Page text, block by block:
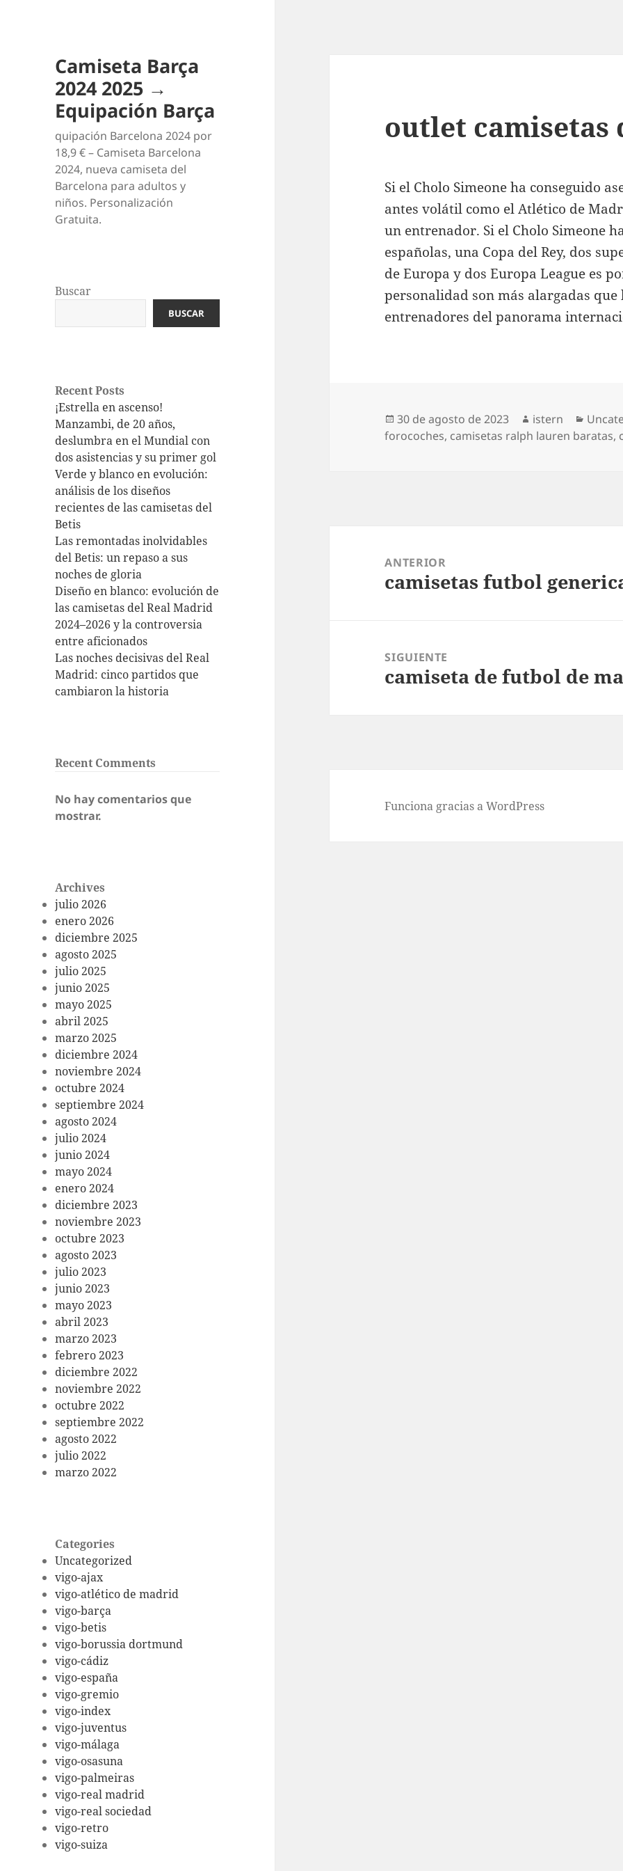
Camiseta Barça
2024 2025 →
Equipación Barça
quipación Barcelona 2024 por
18,9 € – Camiseta Barcelona
2024, nueva camiseta del
Barcelona para adultos y
niños. Personalización
Gratuita.
Buscar
BUSCAR
Recent Posts
¡Estrella en ascenso!
Manzambi, de 20 años,
deslumbra en el Mundial con
dos asistencias y su primer gol
Verde y blanco en evolución:
análisis de los diseños
recientes de las camisetas del
Betis
Las remontadas inolvidables
del Betis: un repaso a sus
noches de gloria
Diseño en blanco: evolución de
las camisetas del Real Madrid
2024–2026 y la controversia
entre aficionados
Las noches decisivas del Real
Madrid: cinco partidos que
cambiaron la historia
Recent Comments
No hay comentarios que
mostrar.
Archives
julio 2026
enero 2026
diciembre 2025
agosto 2025
julio 2025
junio 2025
mayo 2025
abril 2025
marzo 2025
diciembre 2024
noviembre 2024
octubre 2024
septiembre 2024
agosto 2024
julio 2024
junio 2024
mayo 2024
enero 2024
diciembre 2023
noviembre 2023
octubre 2023
agosto 2023
julio 2023
junio 2023
mayo 2023
abril 2023
marzo 2023
febrero 2023
diciembre 2022
noviembre 2022
octubre 2022
septiembre 2022
agosto 2022
julio 2022
marzo 2022
Categories
Uncategorized
vigo-ajax
vigo-atlético de madrid
vigo-barça
vigo-betis
vigo-borussia dortmund
vigo-cádiz
vigo-españa
vigo-gremio
vigo-index
vigo-juventus
vigo-málaga
vigo-osasuna
vigo-palmeiras
vigo-real madrid
vigo-real sociedad
vigo-retro
vigo-suiza
outlet
Si el Cholo Simeone ha conseguido
antes volátil como el Atlético de
un entrenador. Si el Cholo Simeone
españolas, una Copa del Rey, dos
de Europa y dos Europa League es
personalidad son más alargadas
entrenadores del panorama
Publicado
el
30 de agosto de 2023 Autor
istern
forocoches, camisetas ralph lauren baratas,
entradas
ANTERIOR
Entrada
camisetas futbol
SIGUIENTE
Entrada
camiseta de futbol de
Funciona gracias a WordPress